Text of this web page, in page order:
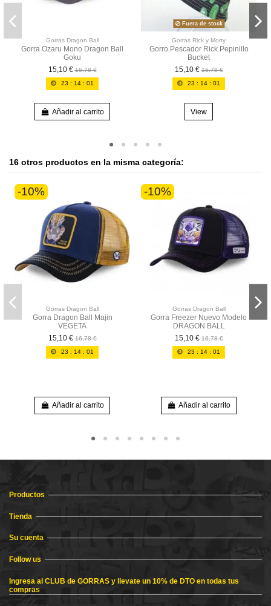
Gorras Dragon Ball
Gorra Ozaru Mono Dragon Ball
Goku
15,10 € 16,78 €
23 :14 :00
Añadir al carrito
Fuera de stock
Gorras Rick y Morty
Gorro Pescador Rick Pepinillo
Bucket
15,10 € 16,78 €
23 :14 :00
View
16 otros productos en la misma categoría:
-10%
Gorras Dragon Ball
Gorra Dragon Ball Majin
VEGETA
15,10 € 16,78 €
23 : 14 :01
Añadir al carrito
-10%
Gorras Dragon Ball
Gorra Freezer Nuevo Modelo
DRAGON BALL
15,10 € 16,78 €
23 : 14 :01
Añadir al carrito
Productos
Tienda
Su cuenta
Follow us
Ingresa al CLUB de GORRAS y llevate un 10% de DTO en todas tus
compras